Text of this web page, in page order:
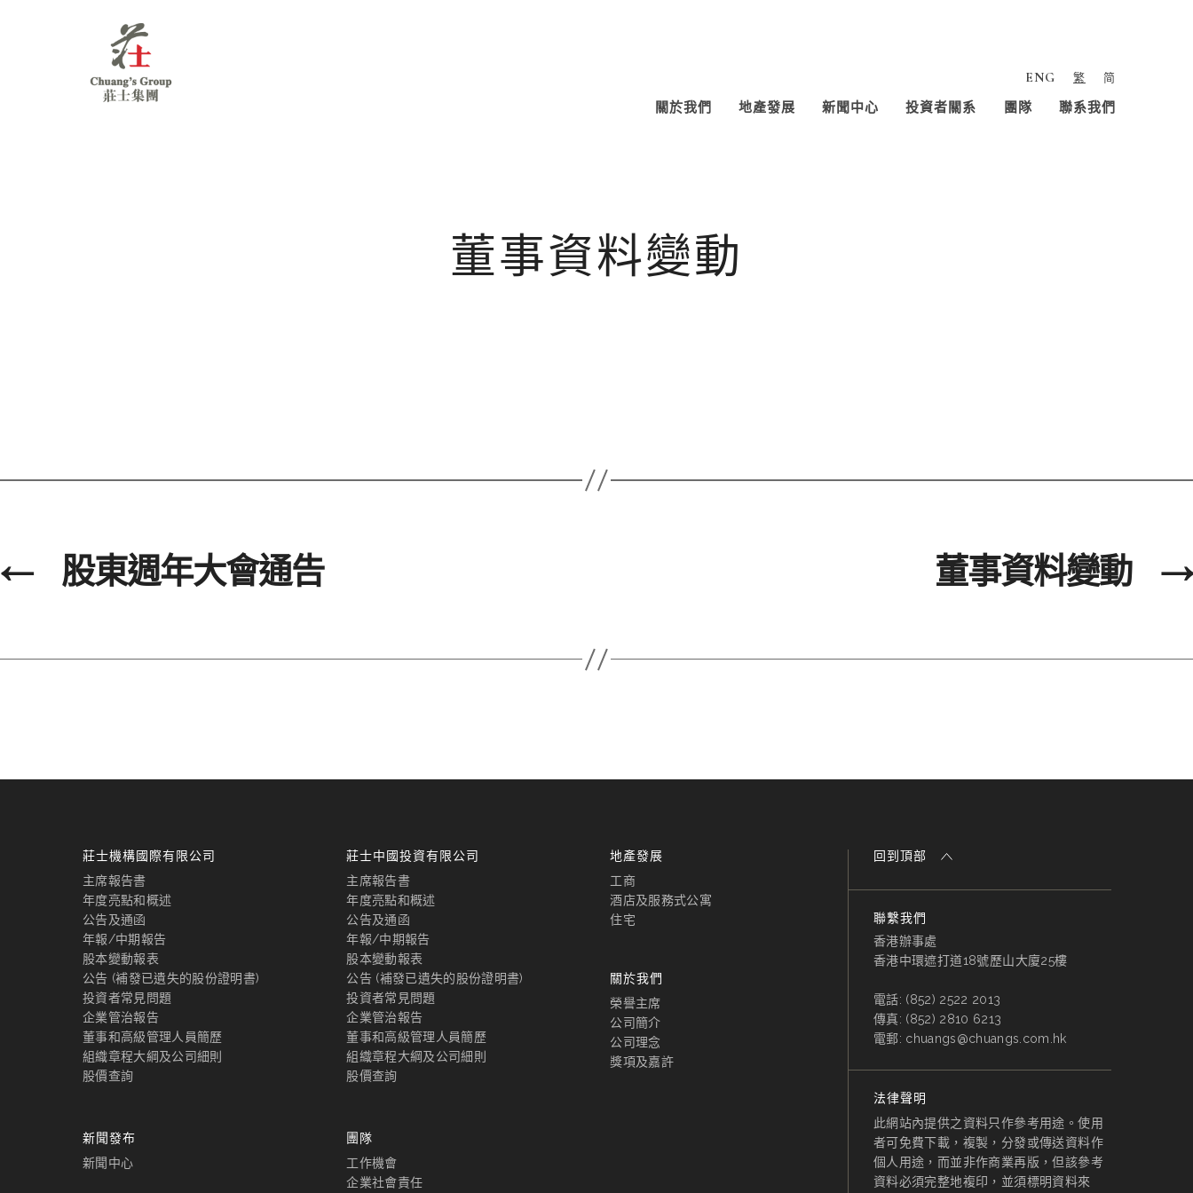
ENG 繁 简
關於我們 地產發展 新聞中心 投資者關系 團隊 聯系我們
董事資料變動
← 股東週年大會通告 →
董事資料變動
莊士機構國際有限公司
主席報告書
年度亮點和概述
公告及通函
年報/中期報告
股本變動報表
公告 (補發已遺失的股份證明書)
投資者常見問題
企業管治報告
董事和高級管理人員簡歷
組織章程大綱及公司細則
股價查詢
莊士中國投資有限公司
主席報告書
年度亮點和概述
公告及通函
年報/中期報告
股本變動報表
公告 (補發已遺失的股份證明書)
投資者常見問題
企業管治報告
董事和高級管理人員簡歷
組織章程大綱及公司細則
股價查詢
地產發展
工商
酒店及服務式公寓
住宅
關於我們
榮譽主席
公司簡介
公司理念
獎項及嘉許
新聞發布
新聞中心
團隊
工作機會
企業社會責任
回到頂部
聯繫我們
香港辦事處
香港中環遮打道18號歷山大廈25樓
電話: (852) 2522 2013
傳真: (852) 2810 6213
電郵: chuangs@chuangs.com.hk
法律聲明
此網站內提供之資料只作參考用途。使用
者可免費下載，複製，分發或傳送資料作
個人用途，而並非作商業再版，但該參考
資料必須完整地複印，並須標明資料來